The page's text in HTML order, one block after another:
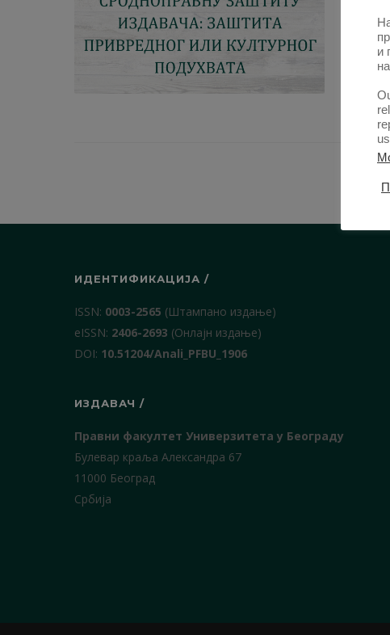
ИДЕНТИФИКАЦИЈА /
ISSN: 0003-2565 (Штампано издање)
еISSN: 2406-2693 (Онлајн издање)
DOI: 10.51204/Anali_PFBU_1906
ИЗДАВАЧ /
Правни факултет Универзитета у Београду
Булевар краља Александра 67
11000 Београд
Србија
и